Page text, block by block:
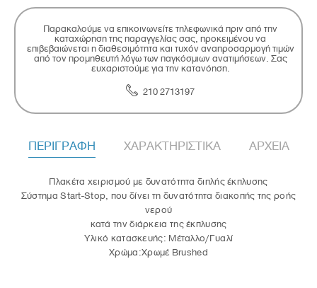
Παρακαλούμε να επικοινωνείτε τηλεφωνικά πριν από την
καταχώρηση της παραγγελίας σας, προκειμένου να
επιβεβαιώνεται η διαθεσιμότητα και τυχόν αναπροσαρμογή τιμών
από τον προμηθευτή λόγω των παγκόσμιων ανατιμήσεων. Σας
ευχαριστούμε για την κατανόηση.
210 2713197
ΠΕΡΙΓΡΑΦΗ ΧΑΡΑΚΤΗΡΙΣΤΙΚΑ ΑΡΧΕΙΑ
Πλακέτα χειρισμού με δυνατότητα διπλής έκπλυσης
Σύστημα Start-Stop, που δίνει τη δυνατότητα διακοπής της ροής
νερού
κατά την διάρκεια της έκπλυσης
Υλικό κατασκευής: Μέταλλο/Γυαλί
Χρώμα:Χρωμέ Brushed